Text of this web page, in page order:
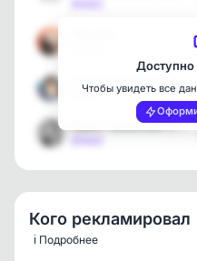
[max]
Юрист объясняет | Евгени…
Доступно
Чтобы увидеть все
Кого рекламировал
ℹ️ Подробнее